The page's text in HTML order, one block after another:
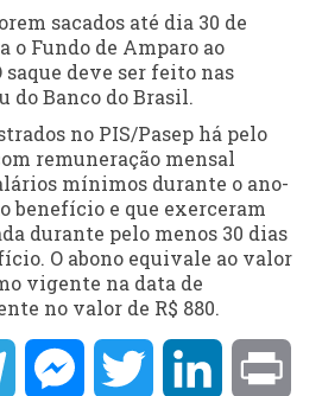
sacados até dia 30 de
o Fundo de Amparo ao
saque deve ser feito nas
do Banco do Brasil.
no PIS/Pasep há pelo
remuneração mensal
mínimos durante o ano-
benefício e que exerceram
durante pelo menos 30 dias
O abono equivale ao valor
vigente na data de
no valor de R$ 880.
TelegramMessengerTwitter LinkedIn